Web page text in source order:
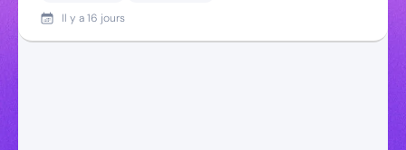
Il y a16 jours